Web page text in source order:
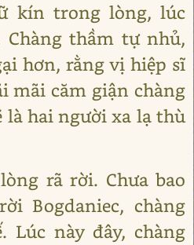
kín trong lòng, lúc
Chàng thầm tự nhủ,
hơn, rằng vị hiệp sĩ
mãi căm giận chàng
là hai người xa lạ thù
rã rời. Chưa bao
Bogdaniec, chàng
Lúc này đây, chàng